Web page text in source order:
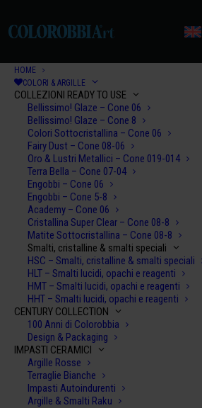
HOME
COLORI & ARGILLE
COLLEZIONI READY TO USE
Bellissimo! Glaze – Cone 06
Bellissimo! Glaze – Cone 8
Colori Sottocristallina – Cone 06
Fairy Dust – Cone 08-06
Oro & Lustri Metallici – Cone 019-014
Terra Bella – Cone 07-04
Engobbi – Cone 06
Engobbi – Cone 5-8
Academy – Cone 06
Cristallina Super Clear – Cone 08-8
Matite Sottocristallina – Cone 08-8
Smalti, cristalline & smalti speciali
HSC – Smalti, cristalline & smalti speciali
HLT – Smalti lucidi, opachi e reagenti
HMT – Smalti lucidi, opachi e reagenti
HHT – Smalti lucidi, opachi e reagenti
CENTURY COLLECTION
100 Anni di Colorobbia
Design & Packaging
IMPASTI CERAMICI
Argille Rosse
Terraglie Bianche
Impasti Autoindurenti
Argille & Smalti Raku